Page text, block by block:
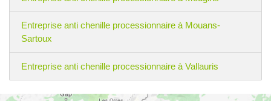
Entreprise anti chenille processionnaire à Mouans-
Sartoux
Entreprise anti chenille processionnaire à Vallauris